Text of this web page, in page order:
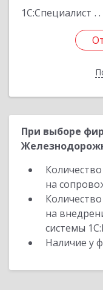
1С:Специалист
При выборе
на
на
системы
Наличие у